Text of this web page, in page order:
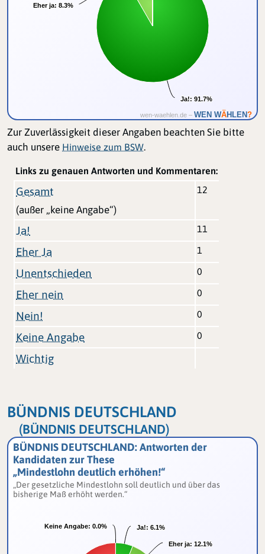
Ja!: 91.7%
Ja!: 91.7%
Eher ja: 8.3%
Eher ja: 8.3%
wen-waehlen.de – WEN WÄHLEN?
Zur Zuverlässigkeit dieser Angaben beachten Sie bitte
auch unsere Hinweise zum BSW.
Links zu genauen Antworten und Kommentaren:
Gesamt
(außer „keine Angabe“)
12
Ja! 11
Eher Ja 1
Unentschieden 0
Eher nein 0
Nein! 0
Keine Angabe 0
Wichtig
BÜNDNIS DEUTSCHLAND
(BÜNDNIS DEUTSCHLAND)
Ja!: 6.1%
Ja!: 6.1%
Eher ja: 12.1%
Eher ja: 12.1%
Keine Angabe: 0.0%
Keine Angabe: 0.0%
BÜNDNIS DEUTSCHLAND: Antworten der
Kandidaten zur These
„Mindestlohn deutlich erhöhen!“
„Der gesetzliche Mindestlohn soll deutlich und über das
bisherige Maß erhöht werden.“